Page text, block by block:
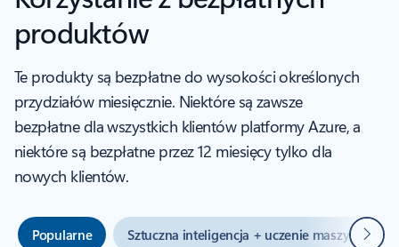
produktów
Te produkty są bezpłatne do wysokości określonych
przydziałów miesięcznie. Niektóre są zawsze
bezpłatne dla wszystkich klientów platformy Azure, a
niektóre są bezpłatne przez 12 miesięcy tylko dla
nowych klientów.
Popularne Sztuczna inteligencja + uczenie maszynoweDalej